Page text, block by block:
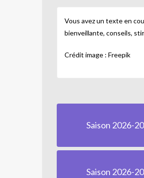
Vous avez un texte en
bienveillante, conseils,
Crédit image : Freepik
Saison 2026-
Saison 2026-